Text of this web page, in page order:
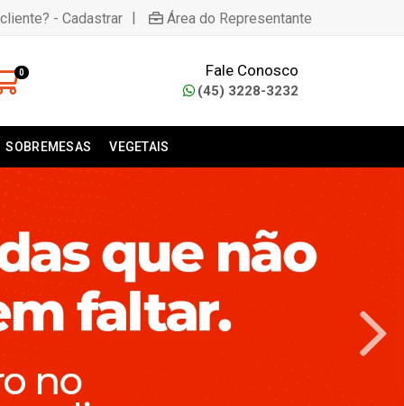
- Cadastrar | Área do Representante
0 Fale Conosco
(45) 3228-3232
SOBREMESAS VEGETAIS